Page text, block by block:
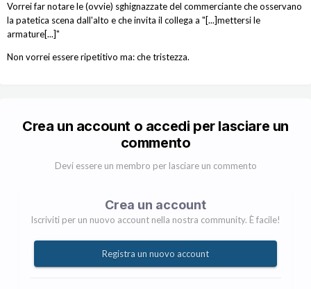
Vorrei far notare le (ovvie) sghignazzate del commerciante che osservano
la patetica scena dall'alto e che invita il collega a "[...]mettersi le
armature[...]"
Non vorrei essere ripetitivo ma: che tristezza.
Crea un account o accedi per lasciare un
commento
Devi essere un membro per lasciare un commento
Crea un account
Iscriviti per un nuovo account nella nostra community. È facile!
Registra un nuovo account